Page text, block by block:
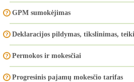
GPM sumokėjimas
Deklaracijos pildymas, tikslinimas,
Permokos ir mokesčiai
Progresinis pajamų mokesčio tarifas